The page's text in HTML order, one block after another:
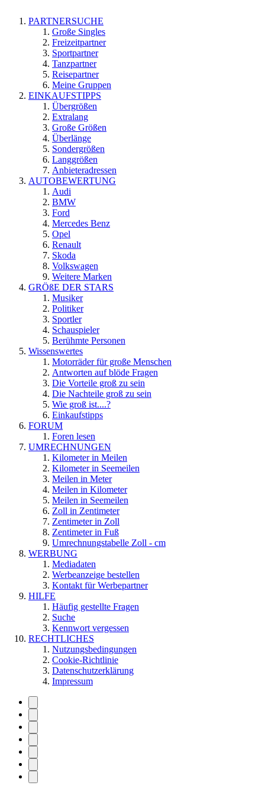
PARTNERSUCHE
Große Singles
Freizeitpartner
Sportpartner
Tanzpartner
Reisepartner
Meine Gruppen
EINKAUFSTIPPS
Übergrößen
Extralang
Große Größen
Überlänge
Sondergrößen
Langgrößen
Anbieteradressen
AUTOBEWERTUNG
Audi
BMW
Ford
Mercedes Benz
Opel
Renault
Skoda
Volkswagen
Weitere Marken
GRÖßE DER STARS
Musiker
Politiker
Sportler
Schauspieler
Berühmte Personen
Wissenswertes
Motorräder für große Menschen
Antworten auf blöde Fragen
Die Vorteile groß zu sein
Die Nachteile groß zu sein
Wie groß ist....?
Einkaufstipps
FORUM
Foren lesen
UMRECHNUNGEN
Kilometer in Meilen
Kilometer in Seemeilen
Meilen in Meter
Meilen in Kilometer
Meilen in Seemeilen
Zoll in Zentimeter
Zentimeter in Zoll
Zentimeter in Fuß
Umrechnungstabelle Zoll - cm
WERBUNG
Mediadaten
Werbeanzeige bestellen
Kontakt für Werbepartner
HILFE
Häufig gestellte Fragen
Suche
Kennwort vergessen
RECHTLICHES
Nutzungsbedingungen
Cookie-Richtlinie
Datenschutzerklärung
Impressum